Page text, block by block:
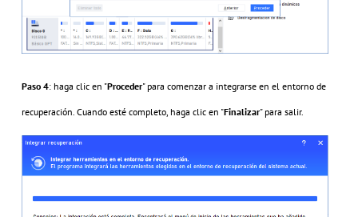
Paso 4: haga clic en "Proceder" para comenzar a integrarse en el entorno de
recuperación. Cuando esté completo, haga clic en "Finalizar" para salir.